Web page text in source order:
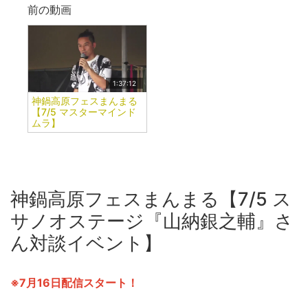
前の動画
1:37:12
神鍋高原フェスまんまる
【7/5 マスターマインド
ムラ】
神鍋高原フェスまんまる【7/5 ス
サノオステージ『山納銀之輔』さ
ん対談イベント】
※7月16日配信スタート！